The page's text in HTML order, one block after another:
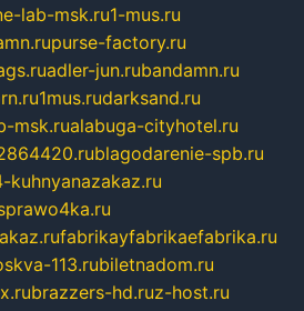
lab-msk.ru1-mus.ru
purse-factory.ru
adler-jun.rubandamn.ru
1mus.rudarksand.ru
msk.rualabuga-cityhotel.ru
blagodarenie-spb.ru
fabrikayfabrikaefabrika.ru
113.rubiletnadom.ru
brazzers-hd.ruz-host.ru